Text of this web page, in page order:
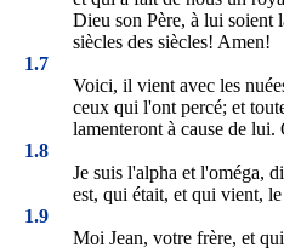
Dieu son Père, à lui soient
siècles des siècles! Amen!
1.7
Voici, il vient avec les
ceux qui l'ont percé; et
lamenteront à cause de
1.8
Je suis l'alpha et l'oméga,
est, qui était, et qui vient,
1.9
Moi Jean, votre frère, et